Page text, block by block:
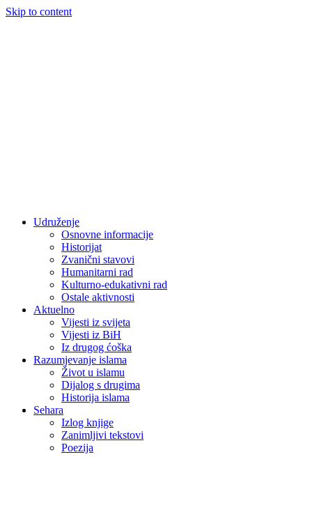
Skip to content
Udruženje
Osnovne informacije
Historijat
Zvanični stavovi
Humanitarni rad
Kulturno-edukativni rad
Ostale aktivnosti
Aktuelno
Vijesti iz svijeta
Vijesti iz BiH
Iz drugog ćoška
Razumjevanje islama
Život u islamu
Dijalog s drugima
Historija islama
Sehara
Izlog knjige
Zanimljivi tekstovi
Poezija